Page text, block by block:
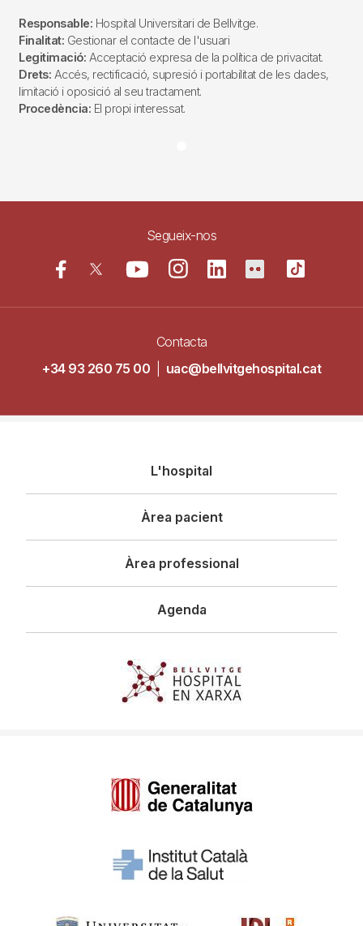
Responsable: Hospital Universitari de Bellvitge.
Finalitat: Gestionar el contacte de l'usuari
Legitimació: Acceptació expresa de la política de privacitat.
Drets: Accés, rectificació, supresió i portabilitat de les dades,
limitació i oposició al seu tractament.
Procedència: El propi interessat.
Segueix-nos
Contacta
+34 93 260 75 00
uac@bellvitgehospital.cat
principal
L'hospital
Àrea pacient
Àrea professional
Agenda